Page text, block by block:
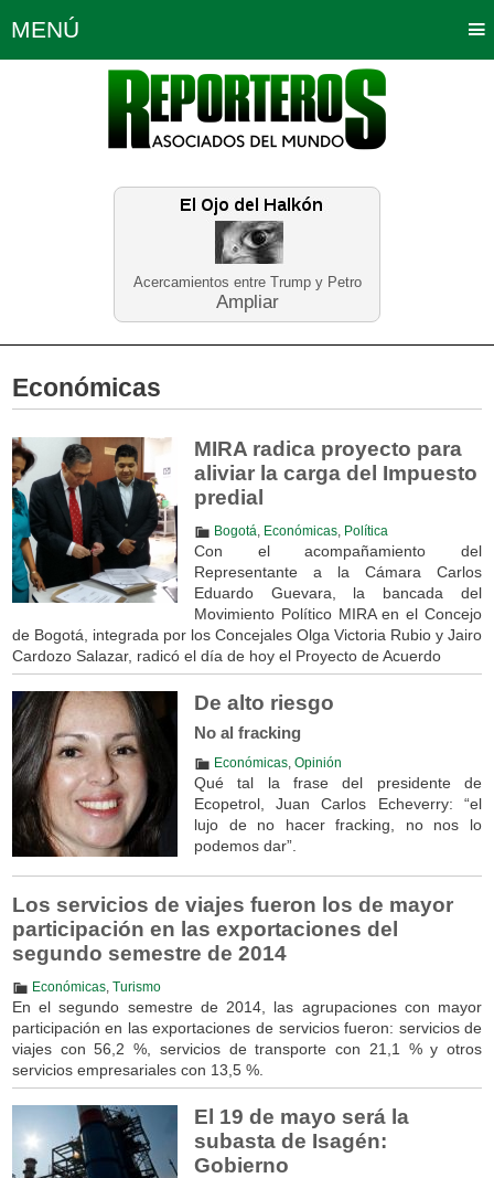
Acercamientos entre Trump y Petro
Ampliar
MENÚ
Política Opinión Bogotá
Planeta Tierra Deportes
Educación Neira
Económicas
MIRA radica proyecto para
aliviar la carga del Impuesto
predial
Bogotá Económicas, Política
Con el acompañamiento del
Representante a la Cámara Carlos
Eduardo Guevara, la bancada del
Movimiento Político MIRA en el Concejo
de Bogotá, integrada por los Concejales Olga Victoria Rubio y Jairo
Cardozo Salazar, radicó el día de hoy el Proyecto de Acuerdo
De alto riesgo
No al fracking
Económicas, Opinión
Qué tal la frase del presidente de
Ecopetrol, Juan Carlos Echeverry: “el
lujo de no hacer fracking, no nos lo
podemos dar”.
Los servicios de viajes fueron los de mayor
participación en las exportaciones del
segundo semestre de 2014
Económicas, Turismo
En el segundo semestre de 2014, las agrupaciones con mayor
participación en las exportaciones de servicios fueron: servicios de
viajes con 56,2 %, servicios de transporte con 21,1 % y otros
servicios empresariales con 13,5 %.
El 19 de mayo será la
subasta de Isagén:
Gobierno